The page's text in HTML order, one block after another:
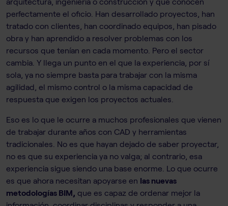
perfectamente el oficio. Han desarrollado proyectos, han
tratado con clientes, han coordinado equipos, han pisado
obra y han aprendido a resolver problemas con los
recursos que tenían en cada momento. Pero el sector
cambia. Y llega un punto en el que la experiencia, por sí
sola, ya no siempre basta para trabajar con la misma
agilidad, el mismo control o la misma capacidad de
respuesta que exigen los proyectos actuales.
Eso es lo que le ocurre a muchos profesionales que vienen
de trabajar durante años con CAD y herramientas
tradicionales. No es que hayan dejado de saber proyectar,
no es que su experiencia ya no valga; al contrario, esa
experiencia sigue siendo una base enorme. Lo que ocurre
es que ahora necesitan apoyarse en las nuevas
metodologías BIM, que es capaz de ordenar mejor la